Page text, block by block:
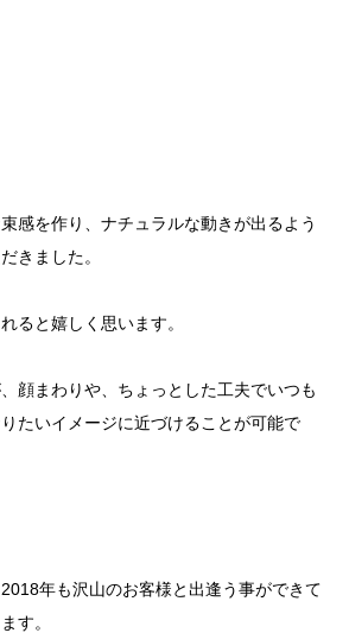
感を作り、ナチュラルな動きが出るよう
きました。
ると嬉しく思います。
顔まわりや、ちょっとした工夫でいつも
たいイメージに近づけることが可能で
年も沢山のお客様と出逢う事ができて
す。